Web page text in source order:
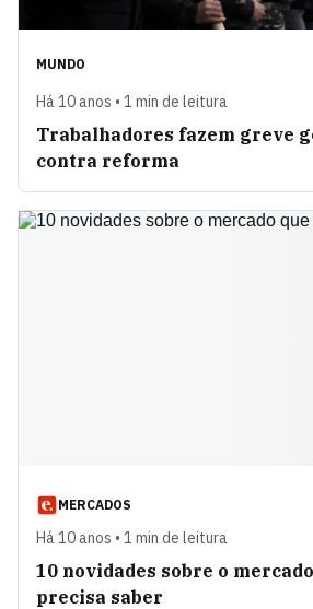
MUNDO
Há 10 anos • 1 min de leitura
Trabalhadores fazem greve
contra reforma
MERCADOS
Há 10 anos • 1 min de leitura
10 novidades sobre o
precisa saber